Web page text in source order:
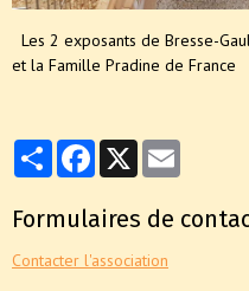
Les 2 exposants de Bresse-
et la Famille Pradine de France
PartagerFacebook
X
Formulaires de
Contacter l'association